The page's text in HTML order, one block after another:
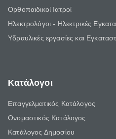
Ορθοπαιδικοί Ιατροί
Ηλεκτρολόγοι - Ηλεκτρικές
Υδραυλικές εργασίες και
Κατάλογοι
Επαγγελματικός Κατάλογος
Ονομαστικός Κατάλογος
Κατάλογος Δημοσίου